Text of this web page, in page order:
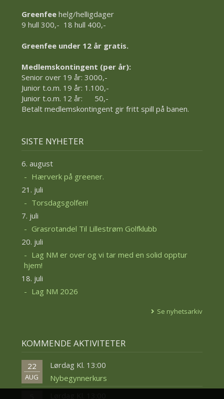
Greenfee helg/helligdager
9 hull 300,- 18 hull 400,-
Greenfee under 12 år gratis.
Medlemskontingent (per år):
Senior over 19 år: 3000,-
Junior t.o.m. 19 år: 1.100,-
Junior t.o.m. 12 år: 50,-
Betalt medlemskontingent gir fritt spill på banen.
SISTE NYHETER
6. august
Hærverk på greener.
21. juli
Torsdagsgolfen!
7. juli
Grasrotandel Til Lillestrøm Golfklubb
20. juli
Lag NM er over og vi tar med en solid opptur
hjem!
18. juli
Lag NM 2026
Se nyhetsarkiv
KOMMENDE AKTIVITETER
22
AUG
Lørdag Kl. 13:00
Nybegynnerkurs